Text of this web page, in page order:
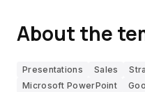
About the
Presentations Sales
Microsoft PowerPoint